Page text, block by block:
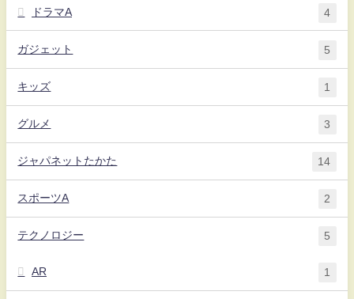
ドラマA 4
ガジェット 5
キッズ 1
グルメ 3
ジャパネットたかた 14
スポーツA 2
テクノロジー 5
AR 1